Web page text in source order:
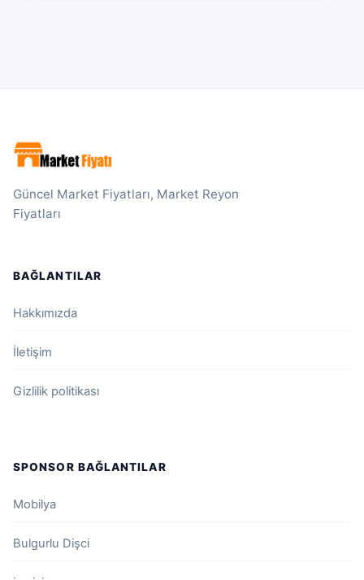
Güncel Market Fiyatları, Market Reyon
Fiyatları
BAĞLANTILAR
Hakkımızda
İletişim
Gizlilik politikası
SPONSOR BAĞLANTILAR
Mobilya
Bulgurlu Dişci